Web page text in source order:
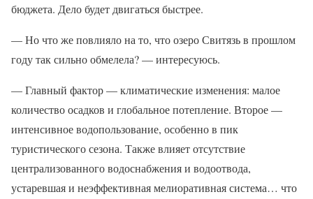
бюджета. Дело будет двигаться быстрее.
— Но что же повлияло на то, что озеро Свитязь в прошлом
году так сильно обмелела? — интересуюсь.
— Главный фактор — климатические изменения: малое
количество осадков и глобальное потепление. Второе —
интенсивное водопользование, особенно в пик
туристического сезона. Также влияет отсутствие
централизованного водоснабжения и водоотвода,
устаревшая и неэффективная мелиоративная система… что